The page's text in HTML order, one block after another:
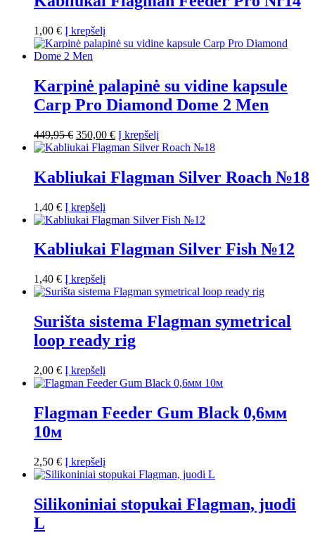
1,00 € Į krepšelį
Karpinė palapinė su vidine kapsule
Carp Pro Diamond Dome 2 Men
449,95€ Original
price
449,95 €.
350,00 €Current
price
350,00 €.
Į krepšelį
Kabliukai Flagman Silver Roach №18
1,40 € Į krepšelį
Kabliukai Flagman Silver Fish №12
1,40 € Į krepšelį
Surišta sistema Flagman symetrical
loop ready rig
2,00 € Į krepšelį
Flagman Feeder Gum Black 0,6мм
10м
2,50 € Į krepšelį
Silikoniniai stopukai Flagman, juodi
L